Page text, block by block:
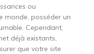
ou
monde, posséder un
Cependant,
déjà existants,
que votre site